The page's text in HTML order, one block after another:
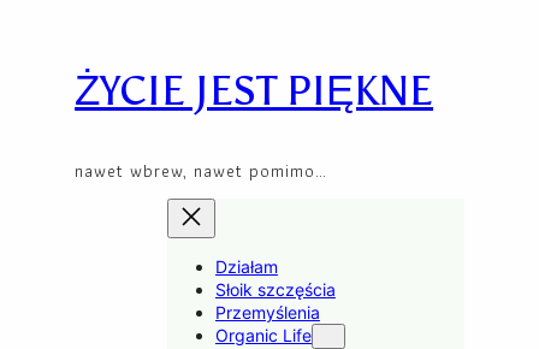
contentŻYCIE JEST PIĘKNE
nawet wbrew, nawet pomimo…
Działam
Słoik szczęścia
Przemyślenia
Organic Life